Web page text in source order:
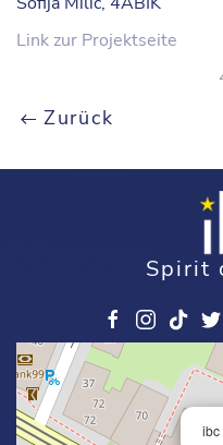
Link zur Projektseite
Zurück
Spirit
ibc